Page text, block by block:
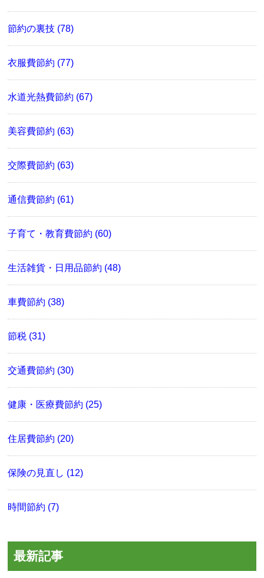
節約の裏技 (78)
衣服費節約 (77)
水道光熱費節約 (67)
美容費節約 (63)
交際費節約 (63)
通信費節約 (61)
子育て・教育費節約 (60)
生活雑貨・日用品節約 (48)
車費節約 (38)
節税 (31)
交通費節約 (30)
健康・医療費節約 (25)
住居費節約 (20)
保険の見直し (12)
時間節約 (7)
最新記事